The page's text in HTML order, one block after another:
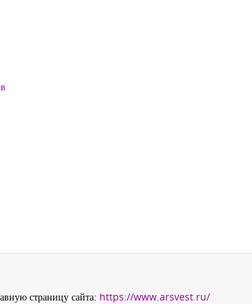
страницу сайта: https://www.arsvest.ru/